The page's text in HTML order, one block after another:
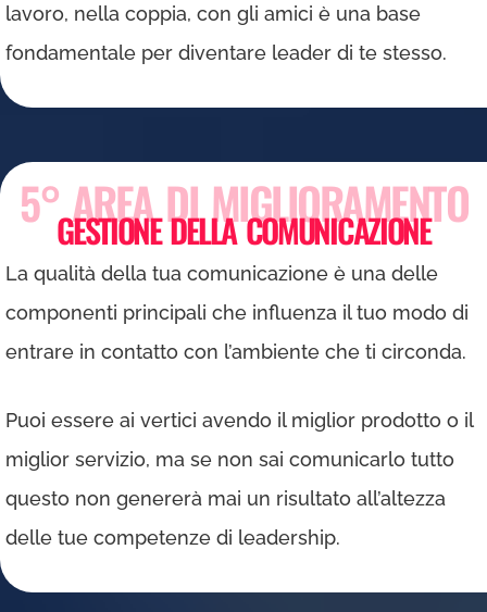
lavoro, nella coppia, con gli amici è una base
fondamentale per diventare leader di te stesso.
5° AREA DI MIGLIORAMENTO
GESTIONE DELLA COMUNICAZIONE
La qualità della tua comunicazione è una delle
componenti principali che influenza il tuo modo di
entrare in contatto con l’ambiente che ti circonda.
Puoi essere ai vertici avendo il miglior prodotto o il
miglior servizio, ma se non sai comunicarlo tutto
questo non genererà mai un risultato all’altezza
delle tue competenze di leadership.